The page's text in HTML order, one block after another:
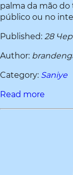
palma da mão
público ou no
Published: 28
Author:
Category: Saniye
Read more